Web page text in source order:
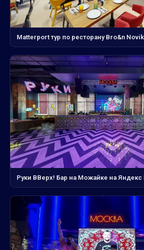
Matterport тур по ресторану Bro&n
Руки ВВерх! Бар на Можайке на Яндекс